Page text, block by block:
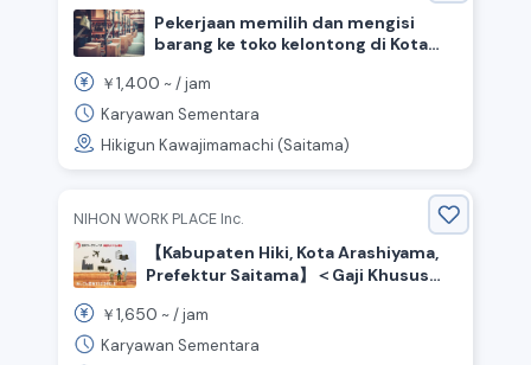
Pekerjaan memilih dan mengisi
barang ke toko kelontong di Kota
Saitama
￥1,400 ~ /jam
Karyawan Sementara
Hikigun Kawajimamachi (Saitama)
NIHON WORK PLACE Inc.
【Kabupaten Hiki, Kota Arashiyama,
Prefektur Saitama】＜Gaji Khusus
minuman/Gaji per jam 1650
yen/Sistem shift bergantian
￥1,650 ~ /jam
Karyawan Sementara